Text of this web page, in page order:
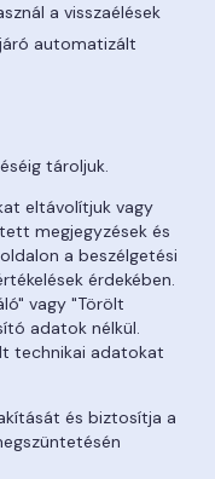
a visszaélések
automatizált
tároljuk.
eltávolítjuk vagy
megjegyzések és
a beszélgetési
érdekében.
vagy "Törölt
adatok nélkül.
technikai adatokat
és biztosítja a